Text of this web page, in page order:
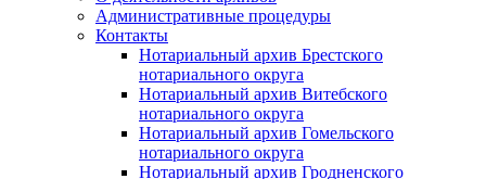
Административные процедуры
Контакты
Нотариальный архив Брестского
нотариального округа
Нотариальный архив Витебского
нотариального округа
Нотариальный архив Гомельского
нотариального округа
Нотариальный архив Гродненского